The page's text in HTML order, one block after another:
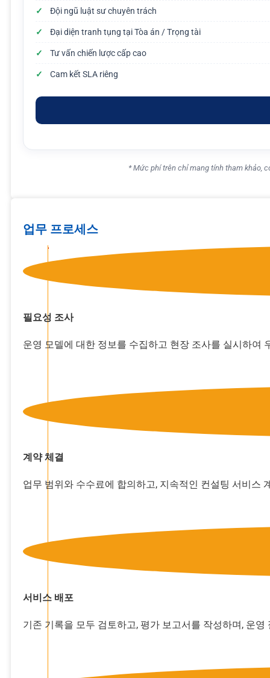
Đội ngũ luật sư chuyên trách
Đại diện tranh tụng tại Tòa án / Trọng tài
Tư vấn chiến lược cấp cao
Cam kết SLA riêng
* Mức phí trên chỉ mang tính tham khảo,
업무 프로세스
필요성 조사
운영 모델에 대한 정보를 수집하고 현장 조사를 실시하여
계약 체결
업무 범위와 수수료에 합의하고, 지속적인 컨설팅 서비스
서비스 배포
기존 기록을 모두 검토하고, 평가 보고서를 작성하며, 운영